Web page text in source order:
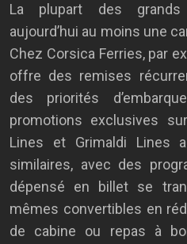
La plupart des grands
aujourd’hui au moins une
Chez Corsica Ferries, par
offre des remises
des priorités
promotions exclusives
Lines et Grimaldi Lines
similaires, avec des
dépensé en billet se
mêmes convertibles en
de cabine ou repas à